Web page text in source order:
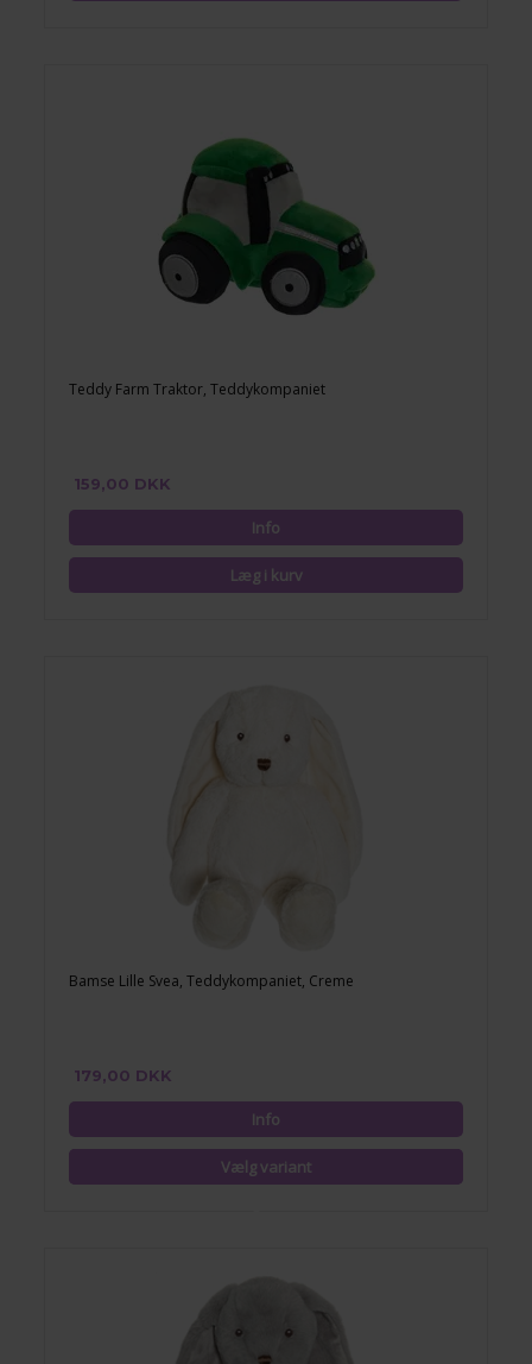
Teddy Farm Traktor, Teddykompaniet
159,00 DKK
Bamse Lille Svea, Teddykompaniet, Creme
179,00 DKK